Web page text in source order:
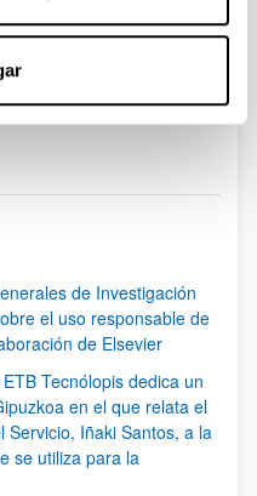
Páginas intermedias Use
de Investigación
el uso responsable de
de Elsevier
Tecnólopis dedica un
en el que relata el
Iñaki Santos, a la
se utiliza para la